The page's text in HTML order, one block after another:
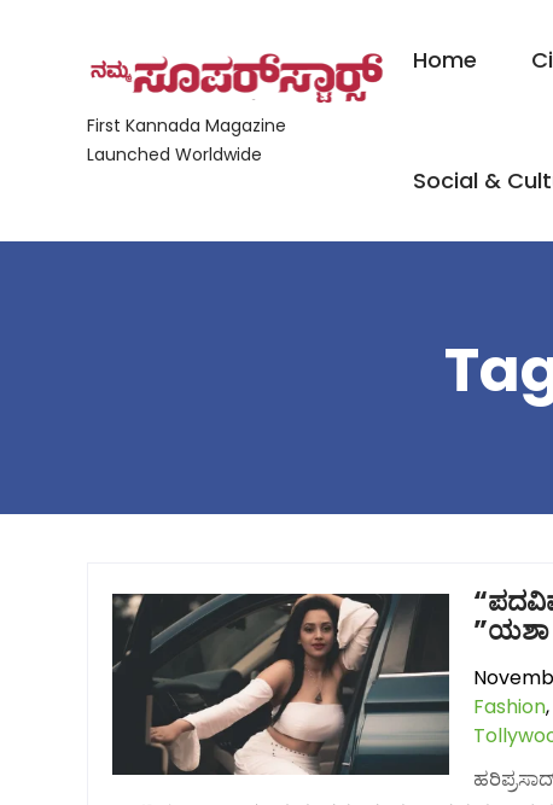
First Kannada Magazine
Launched Worldwide
Home
Social &
”ಯಶಾ
Fashion,